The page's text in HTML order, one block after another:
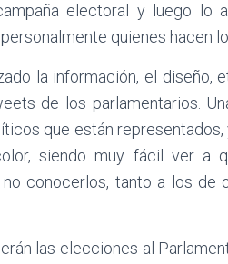
electoral y luego lo
quienes hacen
la información, el diseño,
de los parlamentarios.
que están
siendo muy fácil ver a
conocerlos, tanto a los de
las elecciones al